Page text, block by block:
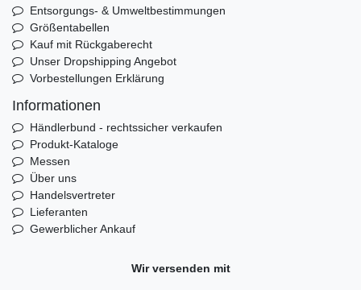
Entsorgungs- & Umweltbestimmungen
Größentabellen
Kauf mit Rückgaberecht
Unser Dropshipping Angebot
Vorbestellungen Erklärung
Informationen
Händlerbund - rechtssicher verkaufen
Produkt-Kataloge
Messen
Über uns
Handelsvertreter
Lieferanten
Gewerblicher Ankauf
Wir versenden mit